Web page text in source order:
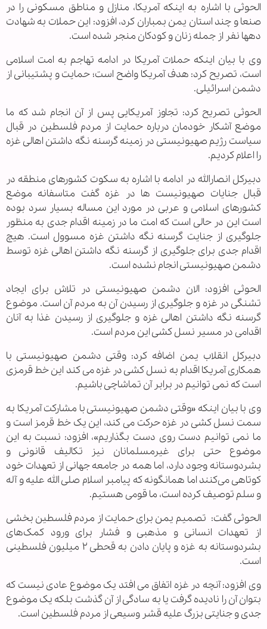
الحوثی با اشاره به اینکه آمریکا، منازل و مناطق مسکونی را در
صنعا و چند استان یمن بمباران کرد، افزود: این حملات به شهادت
دهها نفر از جمله زنان و کودکان منجر شده است.
وی با بیان اینکه حملات آمریکا در ادامه تهاجم به امت اسلامی
است، تصریح کرد: هدف آمریکا واضح است؛ حمایت و پشتیبانی از
دشمن اسرائیلی.
الحوثی تصریح کرد: تجاوز آمریکایی پس از آن انجام شد که ما
موضع آشکار خودمان درباره حمایت از مردم فلسطین در قبال
سیاست رژیم صهیونیستی در زمینه گرسنه نگه داشتن اهالی غزه
را اعلام کردیم.
دبیرکل انصارالله در ادامه با اشاره به سکوت کشورهای منطقه در
قبال جنایات صهیونیست ها در غزه گفت متاسفانه موضع
کشورهای اسلامی و عربی در مورد این مساله بسیار سرد بوده
است این در حالی است که امت ما در زمینه اقدام جدی به منظور
جلوگیری از جنایت گرسنه نگه داشتن غزه مسوول است. هیچ
اقدام جدی برای جلوگیری از گرسنه نگه داشتن اهالی غزه توسط
دشمن صهیونیستی انجام نشده است.
الحوثی افزود: الان دشمن صهیونیستی در تلاش برای ایجاد
تشنگی در غزه و جلوگیری از رسیدن آن به مردم آن است. موضوع
گرسنه نگه داشتن اهالی غزه و جلوگیری از رسیدن غذا به آنان
اقدامی در مسیر نسل کشی این مردم است.
دبیرکل انقلاب یمن اضافه کرد: وقتی دشمن صهیونیستی با
همکاری آمریکا اقدام به نسل کشی در غزه می کند این خط قرمزی
است که نمی توانیم در برابر آن تماشاچی باشیم.
وی با بیان اینکه «وقتی دشمن صهیونیستی با مشارکت آمریکا به
سمت نسل کشی در غزه حرکت می کند، این یک خط قرمز است و
ما نمی توانیم دست روی دست بگذاریم»، افزود: نسبت به این
موضوع حتی برای غیرمسلمانان نیز تکالیف قانونی و
بشردوستانه وجود دارد، اما همه در جامعه جهانی از تعهدات خود
کوتاهی می‌کنند اما همانگونه که پیامبر اسلام صلی الله علیه و آله
و سلم توصیف کرده است، ما قومی هستیم.
الحوثی گفت: تصمیم یمن برای حمایت از مردم فلسطین بخشی
از تعهدات انسانی و مذهبی و فشار برای ورود کمک‌های
بشردوستانه به غزه و پایان دادن به قحطی ۲ میلیون فلسطینی
است.
وی افزود: آنچه در غزه اتفاق می افتد یک موضوع عادی نیست که
بتوان آن را نادیده گرفت یا به سادگی از آن گذشت بلکه یک موضوع
جدی و جنایتی بزرگ علیه قشر وسیعی از مردم فلسطین است.